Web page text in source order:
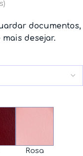
documentos,
desejar.
Rosa